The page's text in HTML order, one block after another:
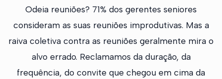
Odeia reuniões? 71% dos gerentes seniores
consideram as suas reuniões improdutivas. Mas a
raiva coletiva contra as reuniões geralmente mira o
alvo errado. Reclamamos da duração, da
frequência, do convite que chegou em cima da